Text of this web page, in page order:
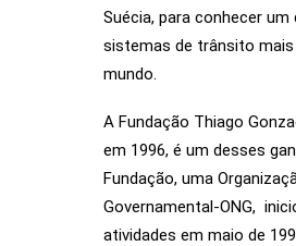
Suécia, para conhecer um
sistemas de trânsito
mundo.
A Fundação Thiago
em 1996, é um desses
Fundação, uma
Governamental-ONG,
atividades em maio de